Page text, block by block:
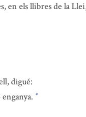
els llibres de la
digué:
*